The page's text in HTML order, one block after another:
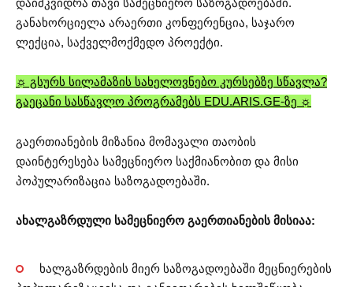
განახორციელა არაერთი კონფერენცია, საჯარო
ლექცია, საქველმოქმედო პროექტი.
☼ გსურს სილამაზის სახელოვნებო კურსებზე სწავლა?
გაეცანი სასწავლო პროგრამებს EDU.ARIS.GE-ზე ☼
გაერთიანების მიზანია მომავალი თაობის
დაინტერესება სამეცნიერო საქმიანობით და მისი
პოპულარიზაცია საზოგადოებაში.
ახალგაზრდული სამეცნიერო გაერთიანების მისიაა:
ხალგაზრდების მიერ საზოგადოებაში მეცნიერების